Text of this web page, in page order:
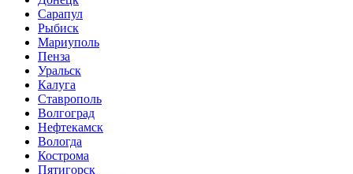
Сарапул
Рыбиск
Мариуполь
Пенза
Уральск
Калуга
Ставрополь
Волгоград
Нефтекамск
Вологда
Кострома
Пятигорск